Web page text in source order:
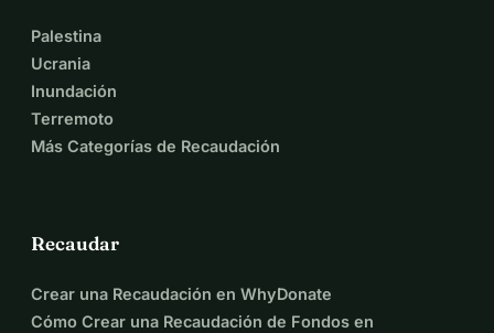
Palestina
Ucrania
Inundación
Terremoto
Más Categorías de Recaudación
Recaudar
Crear una Recaudación en WhyDonate
Cómo Crear una Recaudación de Fondos en